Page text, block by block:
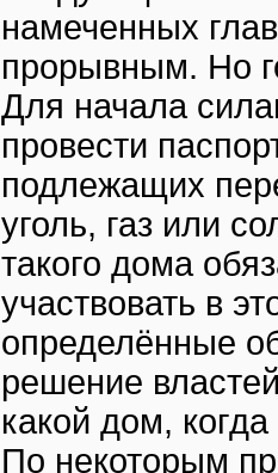
намеченных
прорывным. Но
Для начала
провести
подлежащих
уголь, газ или
такого дома
участвовать в
определённые
решение
какой дом,
По некоторым